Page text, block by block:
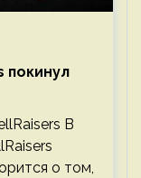
покинул
В
о том,